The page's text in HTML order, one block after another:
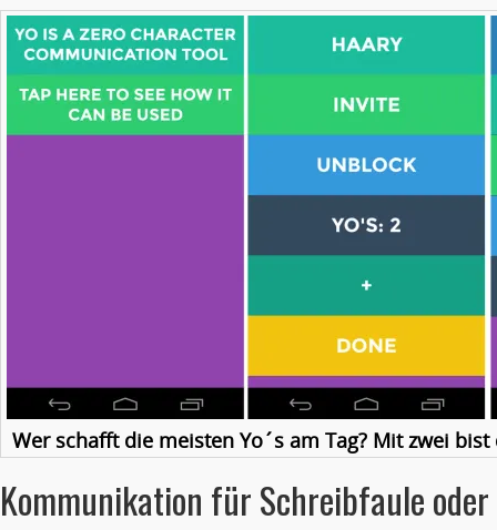
Wer schafft die meisten Yo´s am Tag? Mit zwei
Kommunikation für Schreibfaule